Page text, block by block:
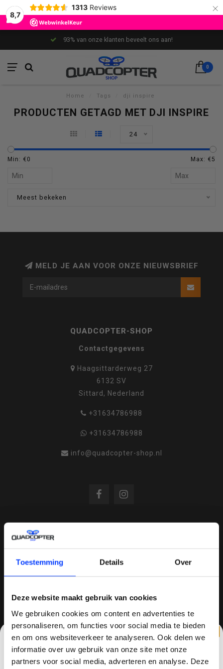
Toestemming Details Over
Deze website maakt gebruik van cookies
We gebruiken cookies om content en advertenties te
personaliseren, om functies voor social media te bieden
en om ons websiteverkeer te analyseren. Ook delen we
informatie over uw gebruik van onze site met onze
partners voor social media, adverteren en analyse. Deze
8,7
1313 Reviews ×
93% van onze klanten beveelt ons aan!
0
Home Tags dji inspire
PRODUCTEN GETAGD MET DJI INSPIRE
24
Min: €0 Max: €5
Meest bekeken
MELD JE AAN VOOR ONZE NIEUWSBRIEF
QUADCOPTER-SHOP
Contactgegevens
Haagsittarderweg 27
6132 SV
Sittard, Nederland
+31634786988
+31634786988
info@quadcopter-shop.nl
REVIEWS
8.6 / 10 810 reviews
QUADCOPTER-SHOP.NL
Sinds 2014 is quadcopter-shop een bekende
speler op het gebied van drones, quadcopters,
multicopters (het beestje hoeft maar een naam